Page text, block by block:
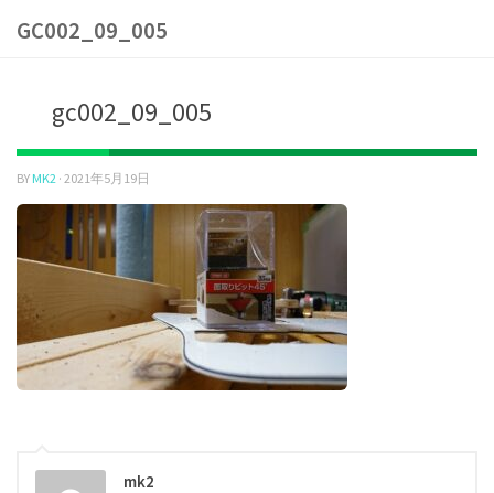
GC002_09_005
gc002_09_005
BY MK2 · 2021年5月19日
mk2